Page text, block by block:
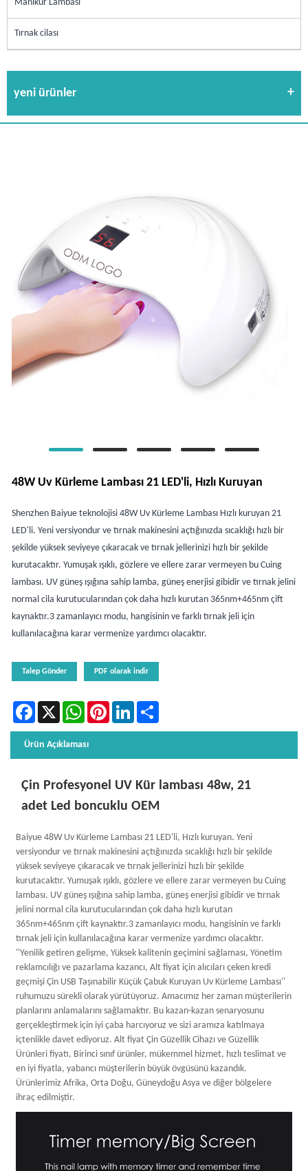
Manikür Lambası
Tırnak cilası
yeni ürünler
48W Uv Kürleme Lambası 21 LED'li, Hızlı Kuruyan
Shenzhen Baiyue teknolojisi 48W Uv Kürleme Lambası Hızlı kuruyan 21
LED'li. Yeni versiyondur ve tırnak makinesini açtığınızda sıcaklığı hızlı bir
şekilde yüksek seviyeye çıkaracak ve tırnak jellerinizi hızlı bir şekilde
kurutacaktır. Yumuşak ışıklı, gözlere ve ellere zarar vermeyen bu Cuing
lambası. UV güneş ışığına sahip lamba, güneş enerjisi gibidir ve tırnak jelini
normal cila kurutucularından çok daha hızlı kurutan 365nm+465nm çift
kaynaktır.3 zamanlayıcı modu, hangisinin ve farklı tırnak jeli için
kullanılacağına karar vermenize yardımcı olacaktır.
Talep Gönder PDF olarak indir
Facebook
X WhatsAppPinterestLinkedIn
Ürün Açıklaması
Çin Profesyonel UV Kür lambası 48w, 21
adet Led boncuklu OEM
Baiyue 48W Uv Kürleme Lambası 21 LED'li, Hızlı kuruyan. Yeni
versiyondur ve tırnak makinesini açtığınızda sıcaklığı hızlı bir şekilde
yüksek seviyeye çıkaracak ve tırnak jellerinizi hızlı bir şekilde
kurutacaktır. Yumuşak ışıklı, gözlere ve ellere zarar vermeyen bu Cuing
lambası. UV güneş ışığına sahip lamba, güneş enerjisi gibidir ve tırnak
jelini normal cila kurutucularından çok daha hızlı kurutan
365nm+465nm çift kaynaktır.3 zamanlayıcı modu, hangisinin ve farklı
tırnak jeli için kullanılacağına karar vermenize yardımcı olacaktır.
''Yenilik getiren gelişme, Yüksek kalitenin geçimini sağlaması, Yönetim
reklamcılığı ve pazarlama kazancı, Alt fiyat için alıcıları çeken kredi
geçmişi Çin USB Taşınabilir Küçük Çabuk Kuruyan Uv Kürleme Lambası''
ruhumuzu sürekli olarak yürütüyoruz. Amacımız her zaman müşterilerin
planlarını anlamalarını sağlamaktır. Bu kazan-kazan senaryosunu
gerçekleştirmek için iyi çaba harcıyoruz ve sizi aramıza katılmaya
içtenlikle davet ediyoruz. Alt fiyat Çin Güzellik Cihazı ve Güzellik
Ürünleri fiyatı, Birinci sınıf ürünler, mükemmel hizmet, hızlı teslimat ve
en iyi fiyatla, yabancı müşterilerin büyük övgüsünü kazandık.
Ürünlerimiz Afrika, Orta Doğu, Güneydoğu Asya ve diğer bölgelere
ihraç edilmiştir.